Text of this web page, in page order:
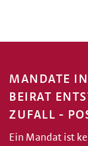
MANDATE
BEIRAT
ZUFALL -
Ein Mandat ist